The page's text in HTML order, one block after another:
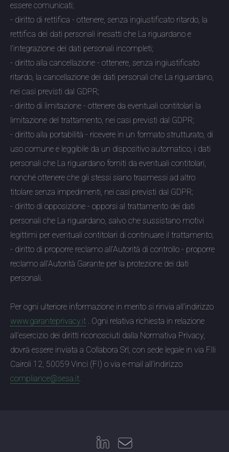
essere comunicati;
- diritto di rettifica - ottenere, senza ingiustificato ritardo, la
rettifica dei dati personali inesatti che La riguardano e
l’integrazione dei dati personali incompleti;
- diritto alla cancellazione - ottenere, senza ingiustificato
ritardo, la cancellazione dei dati personali che La riguardano,
nei casi previsti dal GDPR;
- diritto di limitazione - ottenere da eventuali contitolari la
limitazione del trattamento, nei casi previsti dal GDPR;
- diritto alla portabilità - ricevere in un formato strutturato, di
uso comune e leggibile da un dispositivo automatico, i dati
personali che La riguardano forniti da eventuali contitolari,
nonché ottenere che gli stessi siano trasmessi ad altro
titolare senza impedimenti, nei casi previsti dal GDPR;
- diritto di opposizione - opporsi al trattamento dei dati
personali che La riguardano, salvo che sussistano motivi
legittimi per eventuali contitolari di continuare il trattamento;
- diritto di proporre reclamo all’Autorità di controllo - proporre
reclamo all’Autorità Garante per la protezione dei dati
personali.
Per ogni ulteriore informazione in merito si rinvia all’indirizzo
www.garanteprivacy.it . Ogni relativa richiesta in relazione
all’esercizio dei diritti riconosciuti dalla Normativa Privacy,
dovrà essere inviata a Collabora Srl, con sede legale in via F.lli
Cairoli 12, 50059 Vinci (FI) o via e-mail all’indirizzo
compliance@sesa.it.